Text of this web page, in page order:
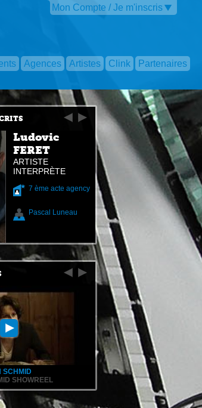
Mon Compte / Je m'inscris
Agences Artistes Clink Partenaires
Ludovic
FERET
ARTISTE
INTERPRÈTE
7 ème acte agency
Pascal Luneau
SCHMID
SHOWREEL